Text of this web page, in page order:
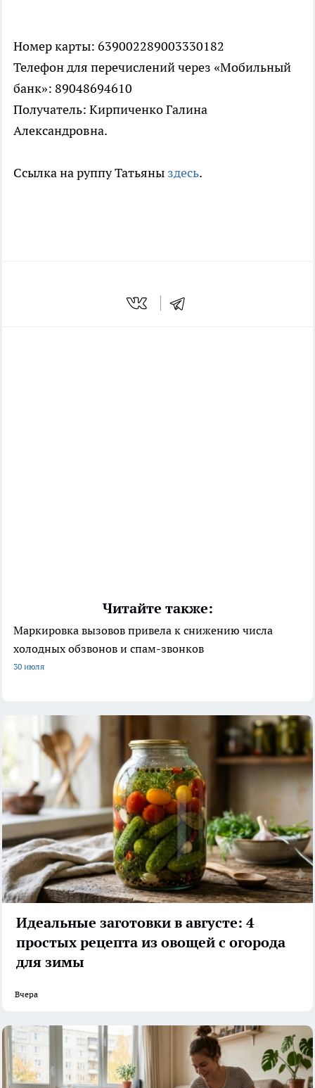
Номер карты: 639002289003330182
Телефон для перечислений через «Мобильный
банк»: 89048694610
Получатель: Кирпиченко Галина
Александровна.
Ссылка на руппу Татьяны здесь.
Читайте также:
Маркировка вызовов привела к снижению числа
холодных обзвонов и спам-звонков
30 июля
Идеальные заготовки в августе: 4
простых рецепта из овощей с огорода
для зимы
Вчера